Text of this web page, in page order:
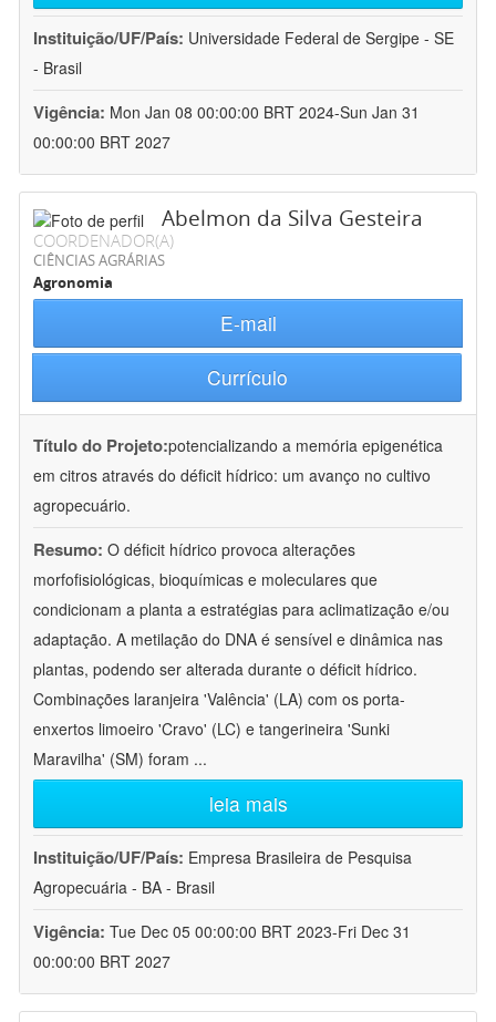
Instituição/UF/País: Universidade Federal de Sergipe - SE
- Brasil
Vigência: Mon Jan 08 00:00:00 BRT 2024-Sun Jan 31
00:00:00 BRT 2027
Abelmon da Silva Gesteira
COORDENADOR(A)
CIÊNCIAS AGRÁRIAS
Agronomia
E-mail
Currículo
Título do Projeto:potencializando a memória epigenética
em citros através do déficit hídrico: um avanço no cultivo
agropecuário.
Resumo: O déficit hídrico provoca alterações
morfofisiológicas, bioquímicas e moleculares que
condicionam a planta a estratégias para aclimatização e/ou
adaptação. A metilação do DNA é sensível e dinâmica nas
plantas, podendo ser alterada durante o déficit hídrico.
Combinações laranjeira 'Valência' (LA) com os porta-
enxertos limoeiro 'Cravo' (LC) e tangerineira 'Sunki
Maravilha' (SM) foram ...
leia mais
Instituição/UF/País: Empresa Brasileira de Pesquisa
Agropecuária - BA - Brasil
Vigência: Tue Dec 05 00:00:00 BRT 2023-Fri Dec 31
00:00:00 BRT 2027